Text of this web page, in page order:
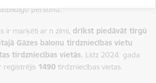
personu.
ir marķēti ar π zīmi, drīkst piedāvāt tirgū
Gāzes balonu tirdzniecības vietu
tirdzniecības vietās. Līdz 2024. gada
reģistrējis 1490 tirdzniecības vietas.